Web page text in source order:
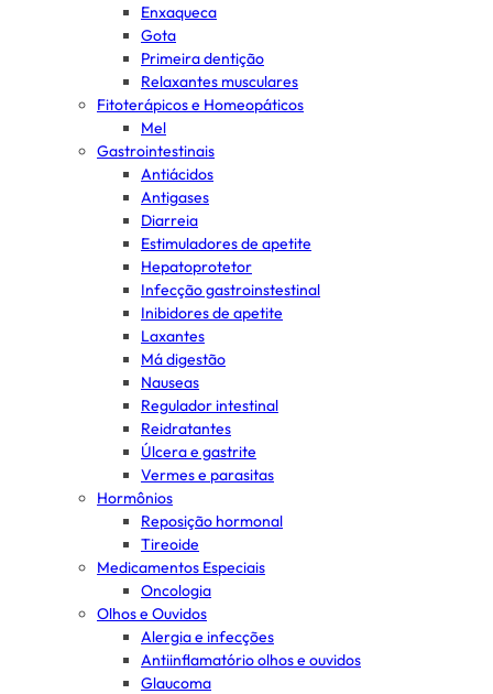
Enxaqueca
Gota
Primeira dentição
Relaxantes musculares
Fitoterápicos e Homeopáticos
Mel
Gastrointestinais
Antiácidos
Antigases
Diarreia
Estimuladores de apetite
Hepatoprotetor
Infecção gastroinstestinal
Inibidores de apetite
Laxantes
Má digestão
Nauseas
Regulador intestinal
Reidratantes
Úlcera e gastrite
Vermes e parasitas
Hormônios
Reposição hormonal
Tireoide
Medicamentos Especiais
Oncologia
Olhos e Ouvidos
Alergia e infecções
Antiinflamatório olhos e ouvidos
Glaucoma